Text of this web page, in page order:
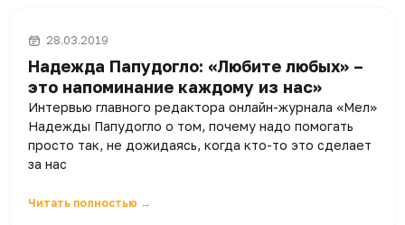
28.03.2019
Надежда Папудогло: «Любите любых» –
это напоминание каждому из нас»
Интервью главного редактора онлайн-журнала «Мел»
Надежды Папудогло о том, почему надо помогать
просто так, не дожидаясь, когда кто-то это сделает
за нас
Читать полностью →